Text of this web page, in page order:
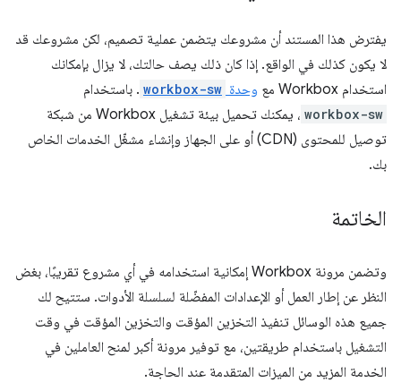
يفترض هذا المستند أن مشروعك يتضمن عملية تصميم، لكن مشروعك قد
لا يكون كذلك في الواقع. إذا كان ذلك يصف حالتك، لا يزال بإمكانك
استخدام Workbox مع
وحدة workbox-sw . باستخدام
workbox-sw
، يمكنك تحميل بيئة تشغيل Workbox من شبكة
توصيل للمحتوى (CDN) أو على الجهاز وإنشاء مشغّل الخدمات الخاص
بك.
الخاتمة
وتضمن مرونة Workbox إمكانية استخدامه في أي مشروع تقريبًا، بغض
النظر عن إطار العمل أو الإعدادات المفضّلة لسلسلة الأدوات. ستتيح لك
جميع هذه الوسائل تنفيذ التخزين المؤقت والتخزين المؤقت في وقت
التشغيل باستخدام طريقتين، مع توفير مرونة أكبر لمنح العاملين في
الخدمة المزيد من الميزات المتقدمة عند الحاجة.